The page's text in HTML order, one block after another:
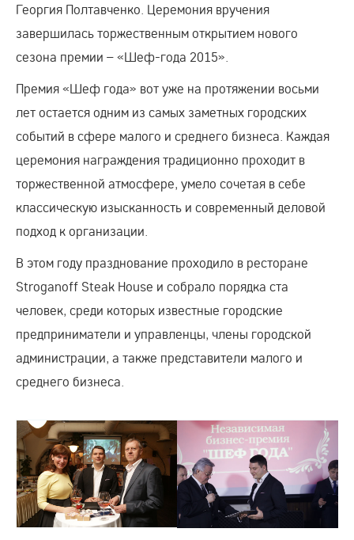
Георгия Полтавченко. Церемония вручения
завершилась торжественным открытием нового
сезона премии – «Шеф-года 2015».
Премия «Шеф года» вот уже на протяжении восьми
лет остается одним из самых заметных городских
событий в сфере малого и среднего бизнеса. Каждая
церемония награждения традиционно проходит в
торжественной атмосфере, умело сочетая в себе
классическую изысканность и современный деловой
подход к организации.
В этом году празднование проходило в ресторане
Stroganoff Steak House и собрало порядка ста
человек, среди которых известные городские
предприниматели и управленцы, члены городской
администрации, а также представители малого и
среднего бизнеса.